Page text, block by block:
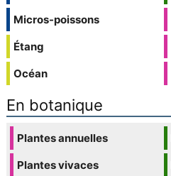
Micros-poissons
Étang
Océan
En botanique
Plantes annuelles
Plantes vivaces